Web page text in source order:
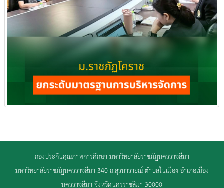
กองประกันคุณภาพการศึกษา มหาวิทยาลัยราชภัฏนครราชสีมา
มหาวิทยาลัยราชภัฏนครราชสีมา 340 ถ.สุรนารายณ์ ตำบลในเมือง อำเภอเมือง
นครราชสีมา จังหวัดนครราชสีมา 30000